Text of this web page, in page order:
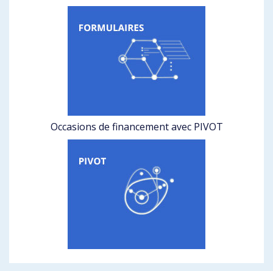
Occasions de financement avec PIVOT